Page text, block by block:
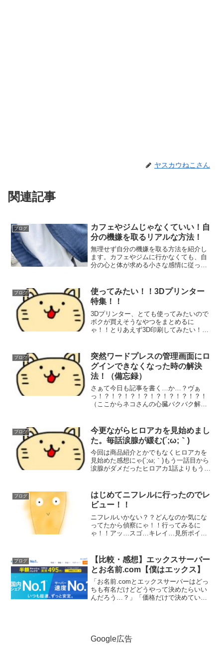
ヤスカウねこさん
関連記事
ブログ
カフェやジムじゃなくていい！自
分の機嫌を取るリアルな方法！
無理せず自分の機嫌を取る方法を紹介し
ます。カフェやジムに行かなくても、自
分の心と体が求める小さな感情に従って
ブログ
使ってみたい！！3Dプリンター
特集！！
3Dプリンター、とても使ってみたいので
ボクが買えそうなやつをまとめるに
ゃ！！とりあえず3D印刷してみたい！っ
ってて精度の高い3D印刷を求める人以...
ブログ
突然ワードプレスの管理画面にロ
グインできなくなった時の解決
法！（備忘録）
さぁて今日も記事を書く…か…？ヴぁ
っ！？！？！？！？！？！？！？！？！
（ここからネコさんの心臓バクバク解決
っぽい！これ！！！入れてる人多いので
は？ってプラグインにゃ！ど...
ブログ
今更ながらヒロアカを見始めまし
た。毎話涙腺が緩む(´;ω;｀)
今回は商品紹介とかでもなくヒロアカを
見始めた感想にゃ(´;ω;｀)もう一話目から
涙腺がダメだったヒロアカ1話よりもうこ
のにゃ泣く系のアニメやゲームって個人
的になんか見る...
ブログ
はじめてニフレルに行ったのでレ
ビュー！！
ニフレルいかない？？どんなのか気にな
ってたから偵察にゃ！！行ってみるに
ゃ！！アッ…スゴ…キレイ…見所ポイン
ったにゃ！しかもびっくりしたのはほと
んどの水槽のフタが開いてい...
ブログ
【比較・感想】エックスサーバー
とお名前.com【僕はエックス】
「お名前.comとエックスサーバーはどっ
ちも有名だけどどうやって決めたらいい
んだろう…？」「価格だけで決めていい
Google広告